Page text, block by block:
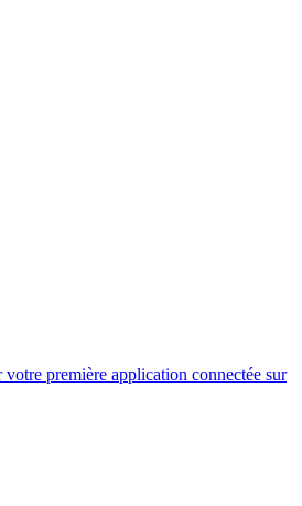
première application connectée sur